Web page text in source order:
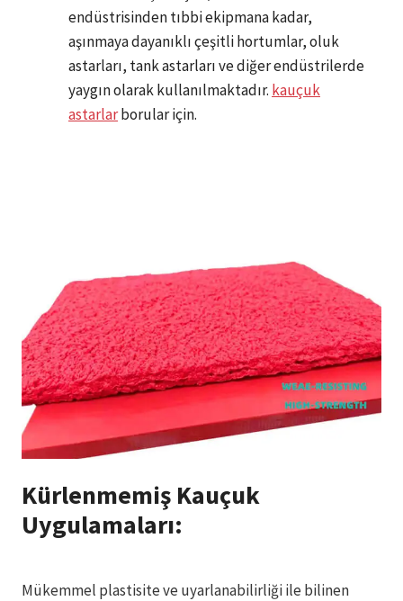
endüstrisinden tıbbi ekipmana kadar,
aşınmaya dayanıklı çeşitli hortumlar, oluk
astarları, tank astarları ve diğer endüstrilerde
yaygın olarak kullanılmaktadır. kauçuk
astarlarborular için.
Kürlenmemiş Kauçuk
Uygulamaları:
Mükemmel plastisite ve uyarlanabilirliği ile bilinen